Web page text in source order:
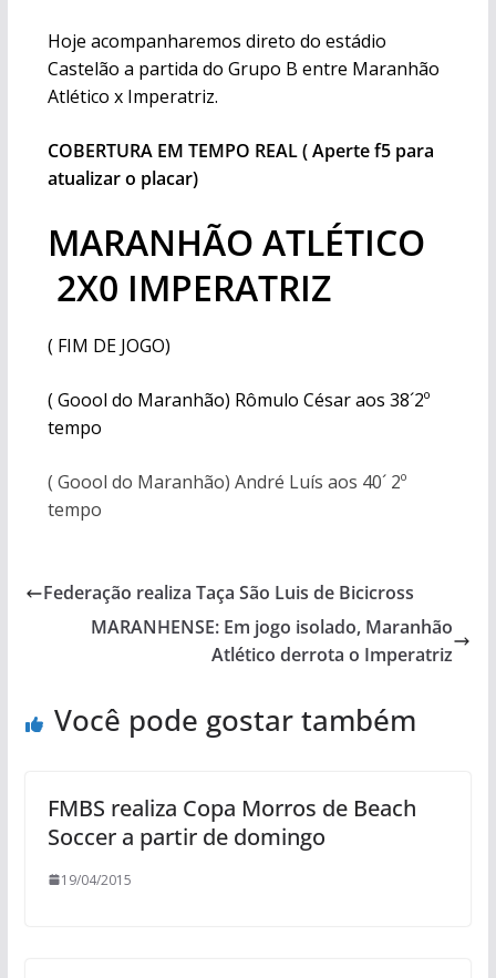
Hoje acompanharemos direto do estádio
Castelão a partida do Grupo B entre Maranhão
Atlético x Imperatriz.
COBERTURA EM TEMPO REAL ( Aperte f5 para
atualizar o placar)
MARANHÃO ATLÉTICO
2X0 IMPERATRIZ
( FIM DE JOGO)
( Goool do Maranhão) Rômulo César aos 38´2º
tempo
( Goool do Maranhão) André Luís aos 40´ 2º
tempo
Federação realiza Taça São Luis de Bicicross
MARANHENSE: Em jogo isolado, Maranhão
Atlético derrota o Imperatriz
Você pode gostar também
FMBS realiza Copa Morros de Beach
Soccer a partir de domingo
19/04/2015